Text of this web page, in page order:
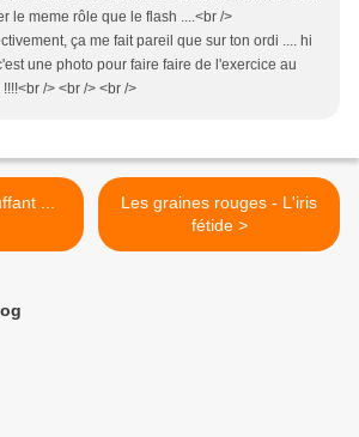
le meme rôle que le flash ....<br />
ça me fait pareil que sur ton ordi .... hi
une photo pour faire faire de l'exercice au
/> <br /> <br />
...
Les graines rouges - L'iris
fétide >